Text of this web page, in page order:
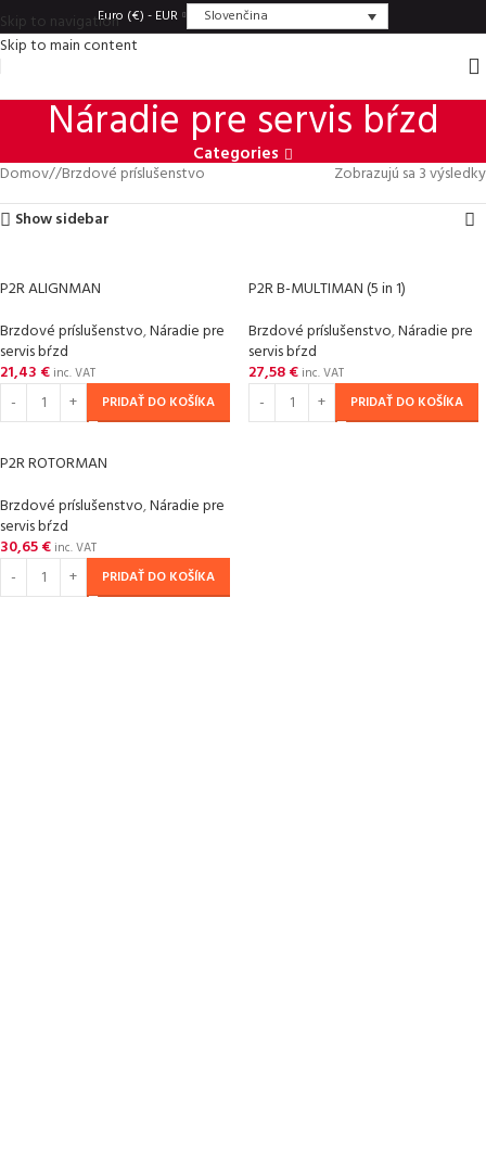
Skip to navigation
Skip to main content
Euro (€) - EUR Slovenčina
Náradie pre servis bŕzd
Categories
Domov/ Brzdové príslušenstvo
Zobrazujú sa 3 výsledky
Show sidebar
P2R ALIGNMAN
Brzdové príslušenstvo,Náradie pre
servis bŕzd
21,43 € inc. VAT
PRIDAŤ DO KOŠÍKA
P2R B-MULTIMAN (5 in 1)
Brzdové príslušenstvo,Náradie pre
servis bŕzd
27,58€ inc. VAT
PRIDAŤ DO KOŠÍKA
P2R ROTORMAN
Brzdové príslušenstvo,Náradie pre
servis bŕzd
30,65€ inc. VAT
PRIDAŤ DO KOŠÍKA